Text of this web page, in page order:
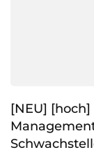
[NEU] [hoch]